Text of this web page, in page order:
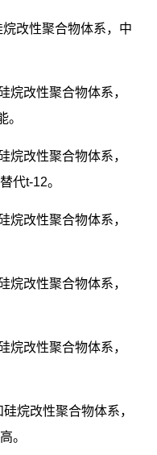
改性聚合物体系，中
烷改性聚合物体系，
。
烷改性聚合物体系，
代t-12。
烷改性聚合物体系，
烷改性聚合物体系，
烷改性聚合物体系，
烷改性聚合物体系，
。